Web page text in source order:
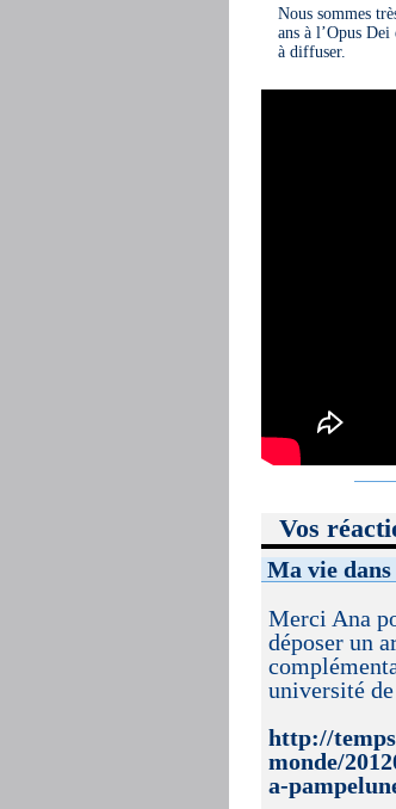
Nous sommes
ans à l’Opus
à diffuser.
Vos
Ma vie
Merci Ana
déposer un
université
http://
monde/
a-